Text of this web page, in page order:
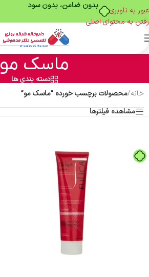
بدون ضامن، بدون سود
عبور به ناوبری
رفتن به محتوای اصلی
ماسک مو
دسته بندی ها
خانه/محصولات برچسب خورده “ماسک مو”
مشاهده فیلترها